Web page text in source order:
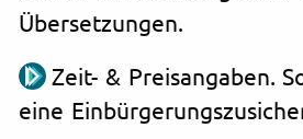
Übersetzungen.
Zeit- & Preisangaben.
eine